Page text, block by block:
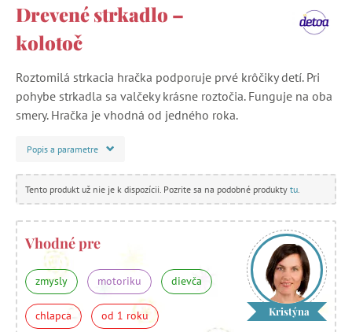
Drevené strkadlo –
kolotoč
Roztomilá strkacia hračka podporuje prvé krôčiky detí. Pri
pohybe strkadla sa valčeky krásne roztočia. Funguje na oba
smery. Hračka je vhodná od jedného roka.
Popis a parametre
Tento produkt už nie je k dispozícii. Pozrite sa na podobné produkty tu
Vhodné pre
zmysly motoriku dievča
chlapca od 1 roku Kristýna